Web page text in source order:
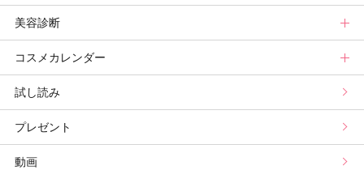
メンバーランキング
プチプラコスメグランプリ
ブライトニング・UVグランプリ
プリュスベスコス
ライフスタイルまとめ
ライフスタイル診断
マキアエディターズのオッス！推しコス
小林ひろ美のキレイはかけ算
小田ユイコのマニアックビューティREPORT
野毛まゆりの実況野毛Channel
星谷菜々の美に効くスイーツ
占いトップ
Keikoの月星座占い
三島キアリーの12星座別 恋愛運&美容運
動物キャラナビ占い
ムーン・リーの運を呼び寄せる香り
美容診断
美容診断トップ
パーソナルカラー診断
顔タイプ髪型診断
コスメカレンダー
コスメカレンダートップ
検索
試し読み
プレゼント
動画